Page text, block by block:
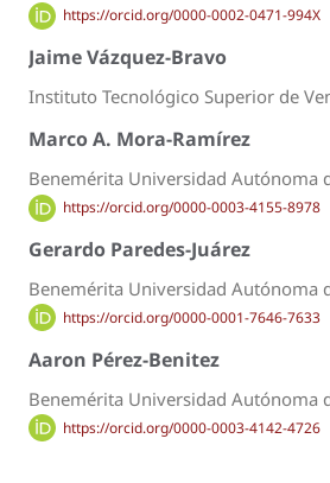
https://orcid.org/0000-0002-0471-994X
Jaime Vázquez-Bravo
Instituto Tecnológico Superior de
Marco A. Mora-Ramírez
Benemérita Universidad Autónoma
https://orcid.org/0000-0003-4155-8978
Gerardo Paredes-Juárez
Benemérita Universidad Autónoma
https://orcid.org/0000-0001-7646-7633
Aaron Pérez-Benitez
Benemérita Universidad Autónoma
https://orcid.org/0000-0003-4142-4726